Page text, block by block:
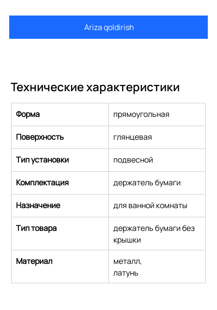
Ariza qoldirish
Технические характеристики
Форма прямоугольная
Поверхность глянцевая
Тип установки подвесной
Комплектация держатель бумаги
Назначение для ванной комнаты
Тип товара
держатель бумаги без
крышки
Материал
металл,
латунь